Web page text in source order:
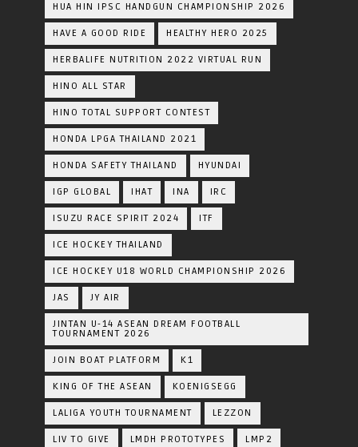
HUA HIN IPSC HANDGUN CHAMPIONSHIP 2026
HAVE A GOOD RIDE HEALTHY HERO 2025
HERBALIFE NUTRITION 2022 VIRTUAL RUN
HINO ALL STAR
HINO TOTAL SUPPORT CONTEST
HONDA LPGA THAILAND 2021
HONDA SAFETY THAILAND HYUNDAI
IGP GLOBAL IHAT INA IRC
ISUZU RACE SPIRIT 2024 ITF
ICE HOCKEY THAILAND
ICE HOCKEY U18 WORLD CHAMPIONSHIP 2026
JAS JY AIR
JINTAN U-14 ASEAN DREAM FOOTBALL
TOURNAMENT 2026
JOIN BOAT PLATFORM K1
KING OF THE ASEAN KOENIGSEGG
LALIGA YOUTH TOURNAMENT LEZZON
LIV TO GIVE LMDH PROTOTYPES LMP2